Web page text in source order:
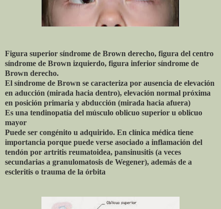
Figura superior síndrome de Brown derecho, figura del centro
síndrome de Brown izquierdo, figura inferior síndrome de
Brown derecho.
El síndrome de Brown se caracteriza por ausencia de elevación
en aducción (mirada hacia dentro), elevación normal próxima
en posición primaria y abducción (mirada hacia afuera)
Es una tendinopatía del músculo oblicuo superior u oblicuo
mayor
Puede ser congénito u adquirido. En clínica médica tiene
importancia porque puede verse asociado a inflamación del
tendón por artritis reumatoidea, pansinusitis (a veces
secundarias a granulomatosis de Wegener), además de a
escleritis o trauma de la órbita